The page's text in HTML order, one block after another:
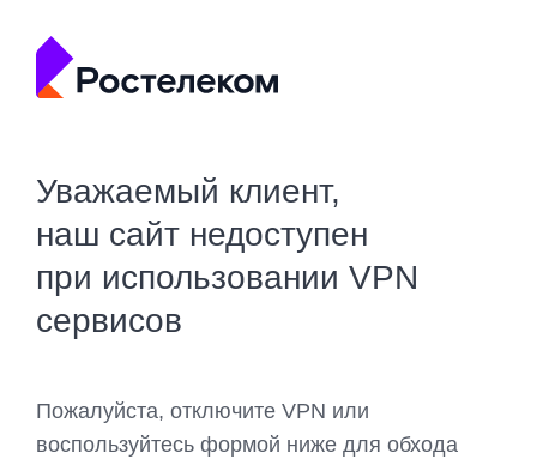
Уважаемый клиент,
наш сайт недоступен
при использовании VPN
сервисов
Пожалуйста, отключите VPN или
воспользуйтесь формой ниже для обхода